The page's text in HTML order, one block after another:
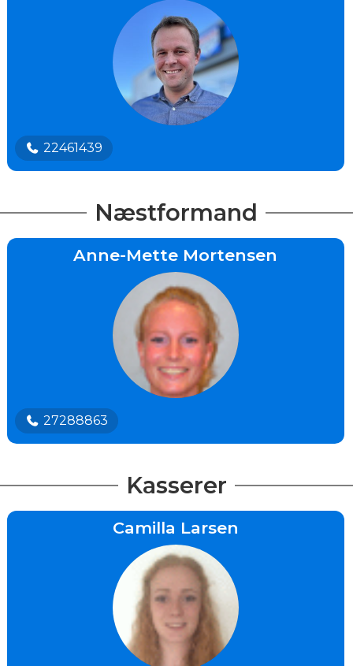
22461439
Næstformand
Anne-Mette Mortensen
27288863
Kasserer
Camilla Larsen